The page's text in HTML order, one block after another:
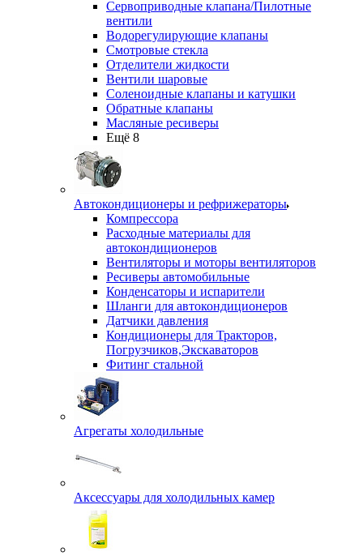
Сервоприводные клапана/Пилотные
вентили
Водорегулирующие клапаны
Смотровые стекла
Отделители жидкости
Вентили шаровые
Соленоидные клапаны и катушки
Обратные клапаны
Масляные ресиверы
Ещё 8
Автокондиционеры и рефрижераторы
Компрессора
Расходные материалы для
автокондиционеров
Вентиляторы и моторы вентиляторов
Ресиверы автомобильные
Конденсаторы и испарители
Шланги для автокондиционеров
Датчики давления
Кондиционеры для Тракторов,
Погрузчиков,Экскаваторов
Фитинг стальной
Агрегаты холодильные
Аксессуары для холодильных камер